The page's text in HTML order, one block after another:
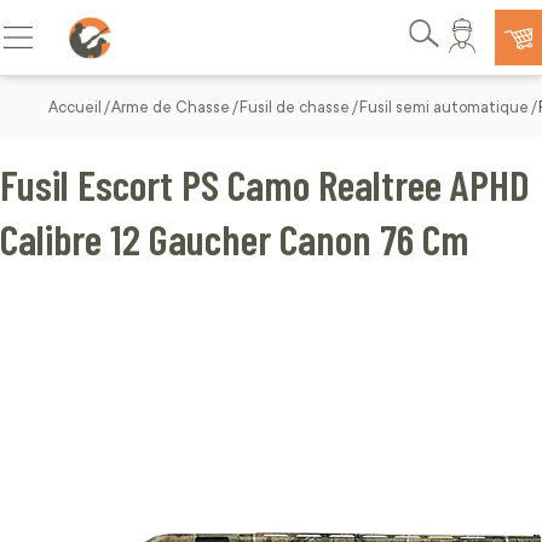
Allez au contenu
Basculer la navigation
Rechercher
Accueil Arme de Chasse Fusil de chasse Fusil semi automatique
Fusil Escort PS Camo Realtree APHD
Calibre 12 Gaucher Canon 76 Cm